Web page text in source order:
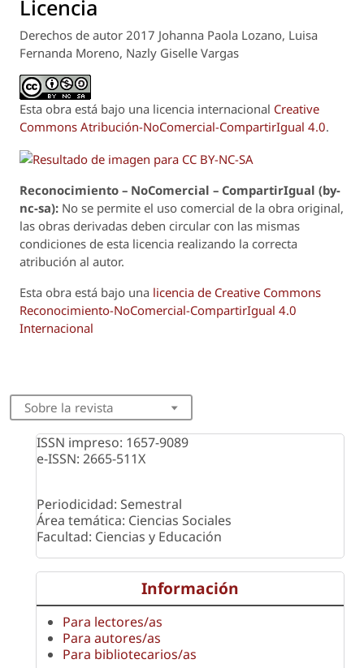
Licencia
Derechos de autor 2017 Johanna Paola Lozano, Luisa
Fernanda Moreno, Nazly Giselle Vargas
Esta obra está bajo una licencia internacional Creative
Commons Atribución-NoComercial-CompartirIgual 4.0.
Reconocimiento – NoComercial – CompartirIgual (by-
nc-sa): No se permite el uso comercial de la obra original,
las obras derivadas deben circular con las mismas
condiciones de esta licencia realizando la correcta
atribución al autor.
Esta obra está bajo una licencia de Creative Commons
Reconocimiento-NoComercial-CompartirIgual 4.0
Internacional
Sobre la revista
ISSN impreso: 1657-9089
e-ISSN: 2665-511X
Periodicidad: Semestral
Área temática: Ciencias Sociales
Facultad: Ciencias y Educación
Información
Para lectores/as
Para autores/as
Para bibliotecarios/as